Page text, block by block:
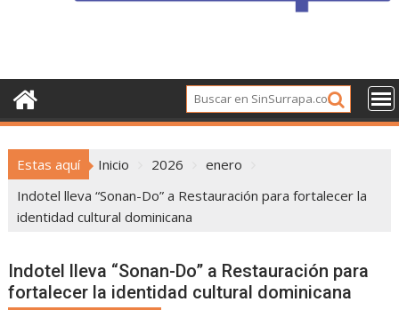
Estas aquí Inicio 2026
enero
Indotel lleva “Sonan-Do” a Restauración para fortalecer la
identidad cultural dominicana
Indotel lleva “Sonan-Do” a Restauración para
fortalecer la identidad cultural dominicana